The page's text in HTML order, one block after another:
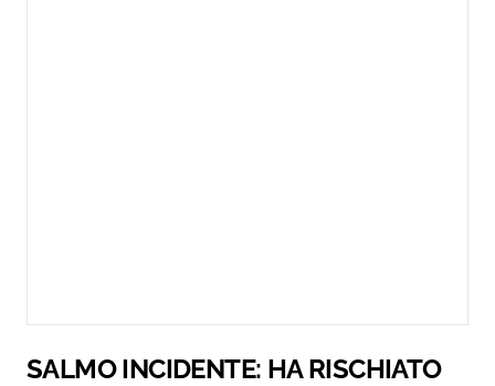
SALMO INCIDENTE: HA RISCHIATO